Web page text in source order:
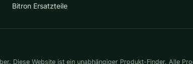
Bitron Ersatzteile
Diese Website ist ein unabhängiger Produkt-Finder. Alle